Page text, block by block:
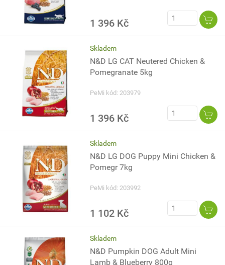
1 396 Kč
Skladem
N&D LG CAT Neutered Chicken &
Pomegranate 5kg
PeMi kód: 203979
1 396 Kč
Skladem
N&D LG DOG Puppy Mini Chicken &
Pomegr 7kg
PeMi kód: 203992
1 102 Kč
Skladem
N&D Pumpkin DOG Adult Mini
Lamb & Blueberry 800g